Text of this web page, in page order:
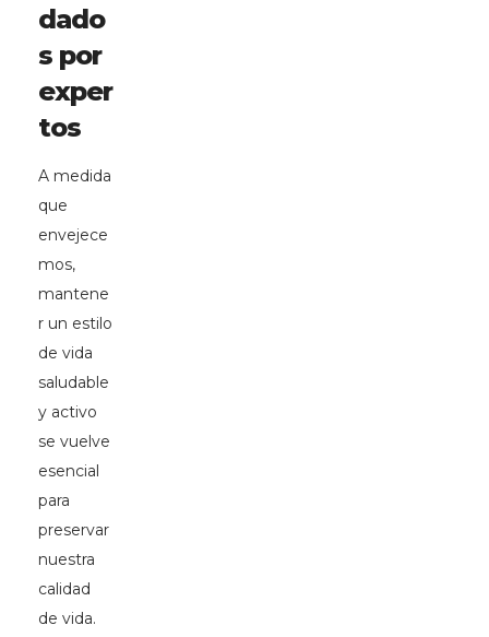
dado
s por
exper
tos
A medida
que
envejece
mos,
mantene
r un estilo
de vida
saludable
y activo
se vuelve
esencial
para
preservar
nuestra
calidad
de vida.